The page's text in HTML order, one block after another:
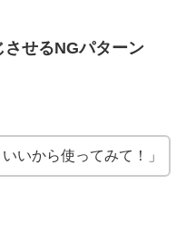
させるNGパターン
いから使ってみて！」